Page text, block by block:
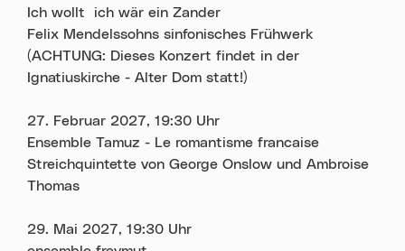
Ich wollt´ich wär ein Zander
Felix Mendelssohns sinfonisches Frühwerk
(ACHTUNG: Dieses Konzert findet in der
Ignatiuskirche - Alter Dom statt!)
27. Februar 2027, 19:30 Uhr
Ensemble Tamuz - Le romantisme francaise
Streichquintette von George Onslow und Ambroise
Thomas
29. Mai 2027, 19:30 Uhr